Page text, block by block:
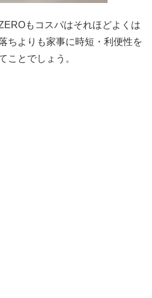
もコスパはそれほどよくは
ちよりも家事に時短・利便性を
ことでしょう。